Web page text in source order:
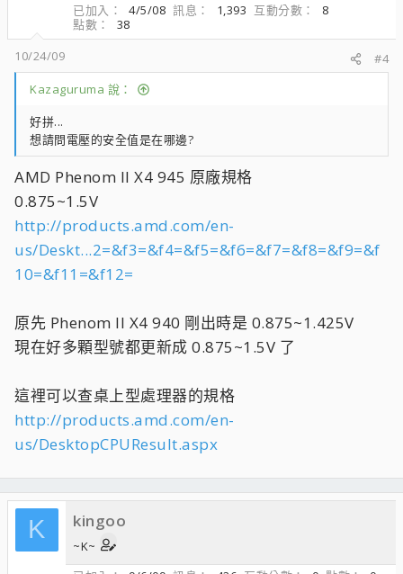
已加入
4/5/08 訊息 1,393 互動分數
8
點數
38
10/24/09
#4
Kazaguruma 說：
好拼...
想請問電壓的安全值是在哪邊?
AMD Phenom II X4 945 原廠規格
0.875~1.5V
http://products.amd.com/en-
us/Deskt...2=&f3=&f4=&f5=&f6=&f7=&f8=&f9=&f
10=&f11=&f12=
原先 Phenom II X4 940 剛出時是 0.875~1.425V
現在好多顆型號都更新成 0.875~1.5V 了
這裡可以查桌上型處理器的規格
http://products.amd.com/en-
us/DesktopCPUResult.aspx
K kingoo
~K~